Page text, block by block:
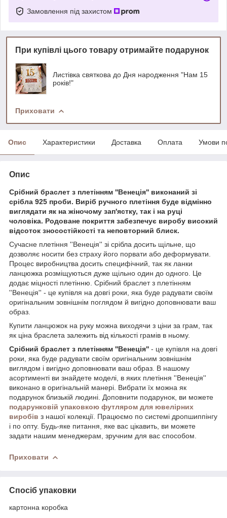
Замовлення під захистом
При купівлі цього товару отримайте подарунок
Листівка святкова до Дня народження "Нам 15
років!"
Приховати
Опис Характеристики Доставка Оплата Умови
Опис
Срібний браслет з плетінням ''Венеція'' виконаний зі
срібла 925 проби. Виріб ручного плетіння буде відмінно
виглядати як на жіночому зап'ястку, так і на руці
чоловіка. Родоване покриття забезпечує виробу високий
відсоток зносостійкості та неповторний блиск.
Сучасне плетіння ''Венеція'' зі срібла досить щільне, що
дозволяє носити без страху його порвати або деформувати.
Процес виробництва досить специфічний, так як ланки
ланцюжка розміщуються дуже щільно один до одного. Це
додає міцності плетінню. Срібний браслет з плетінням
''Венеція'' - це купівля на довгі роки, яка буде радувати своїм
оригінальним зовнішнім поглядом й вигідно доповнювати ваш
образ.
Купити ланцюжок на руку можна виходячи з ціни за грам, так
як ціна браслета залежить від кількості грамів в ньому.
Срібний браслет з плетінням ''Венеція'' - це купівля на довгі
роки, яка буде радувати своїм оригінальним зовнішнім
виглядом і вигідно доповнювати ваш образ. В нашому
асортименті ви знайдете моделі, в яких плетіння ''Венеція''
виконано в оригінальній манері. Вибрати їх можна як
подарунок близькій людині. Доповнити подарунок, ви можете
подарунковій упаковкою футляром для ювелірних
виробів з нашої колекції. Працюємо по системі дропшиппінгу
і по опту. Будь-яке питання, яке вас цікавить, ви можете
задати нашим менеджерам, зручним для вас способом.
Приховати
Спосіб упаковки
картонна коробка